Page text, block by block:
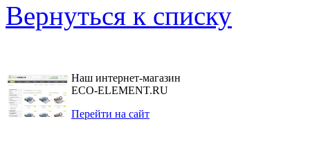
Вернуться к списку
Наш интернет-магазин
ECO-ELEMENT.RU
Перейти на сайт